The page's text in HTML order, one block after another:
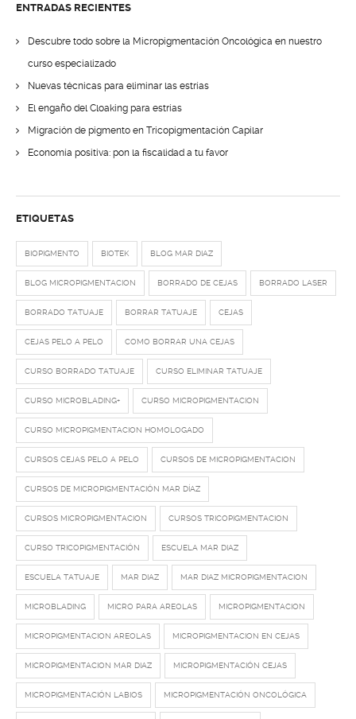
ENTRADAS RECIENTES
Descubre todo sobre la Micropigmentación Oncológica en nuestro
curso especializado
Nuevas técnicas para eliminar las estrías
El engaño del Cloaking para estrías
Migración de pigmento en Tricopigmentación Capilar
Economía positiva: pon la fiscalidad a tu favor
ETIQUETAS
BIOPIGMENTO BIOTEK BLOG MAR DIAZ
BLOG MICROPIGMENTACION BORRADO DE CEJAS BORRADO LASER
BORRADO TATUAJE BORRAR TATUAJE CEJAS
CEJAS PELO A PELO COMO BORRAR UNA CEJAS
CURSO BORRADO TATUAJE CURSO ELIMINAR TATUAJE
CURSO MICROBLADING+ CURSO MICROPIGMENTACION
CURSO MICROPIGMENTACION HOMOLOGADO
CURSOS CEJAS PELO A PELO CURSOS DE MICROPIGMENTACION
CURSOS DE MICROPIGMENTACIÓN MAR DÍAZ
CURSOS MICROPIGMENTACION CURSOS TRICOPIGMENTACION
CURSO TRICOPIGMENTACIÓN ESCUELA MAR DIAZ
ESCUELA TATUAJE MAR DIAZ MAR DIAZ MICROPIGMENTACION
MICROBLADING MICRO PARA AREOLAS MICROPIGMENTACION
MICROPIGMENTACION AREOLAS MICROPIGMENTACION EN CEJAS
MICROPIGMENTACION MAR DIAZ MICROPIGMENTACIÓN CEJAS
MICROPIGMENTACIÓN LABIOS MICROPIGMENTACIÓN ONCOLÓGICA